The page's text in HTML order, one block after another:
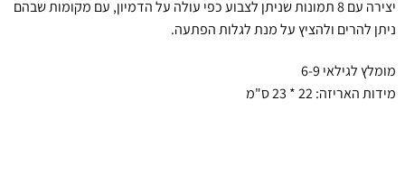
יצירה עם 8 תמונות שניתן לצבוע כפי עולה על הדמיון, עם מקומות שבהם
ניתן להרים ולהציץ על מנת לגלות הפתעה.
מומלץ לגילאי 6-9
מידות האריזה: 22 * 23 ס"מ